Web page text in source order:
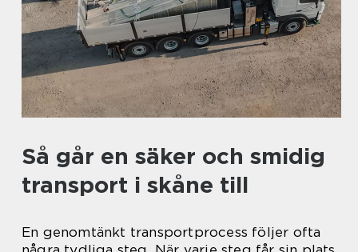
Så går en säker och smidig
transport i skåne till
En genomtänkt transportprocess följer ofta